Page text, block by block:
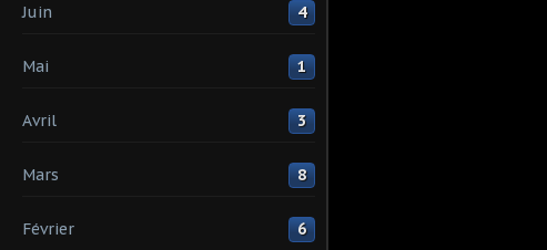
Juin 4
Mai 1
Avril 3
Mars 8
Février 6